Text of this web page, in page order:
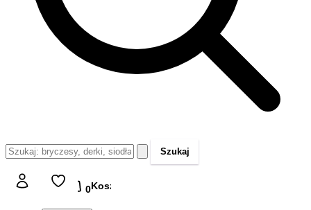
Szukaj
Koszyk 0Koszyk